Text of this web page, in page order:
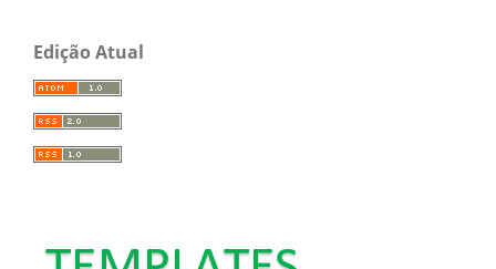
Edição Atual